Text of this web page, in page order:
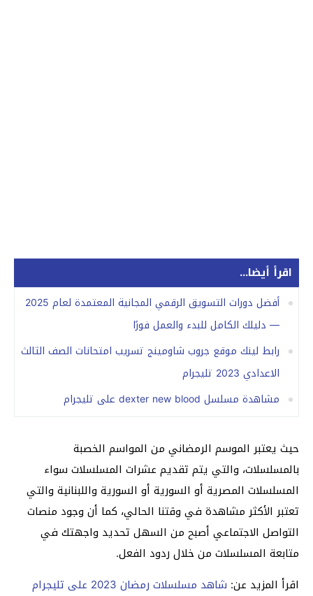
اقرأ أيضا...
أفضل دورات التسويق الرقمي المجانية المعتمدة لعام 2025
— دليلك الكامل للبدء والعمل فورًا
رابط لينك موقع جروب شاومينج تسريب امتحانات الصف الثالث
الاعدادي 2023 تليجرام
مشاهدة مسلسل dexter new blood على تليجرام
حيث يعتبر الموسم الرمضاني من المواسم الخصبة
بالمسلسلات، والتي يتم تقديم عشرات المسلسلات سواء
المسلسلات المصرية أو السورية أو السورية واللبنانية والتي
تعتبر الأكثر مشاهدة في وقتنا الحالي، كما أن وجود منصات
التواصل الاجتماعي أصبح من السهل تحديد واجهتك في
متابعة المسلسلات من خلال ردود الفعل.
اقرأ المزيد عن: شاهد مسلسلات رمضان 2023 على تليجرام